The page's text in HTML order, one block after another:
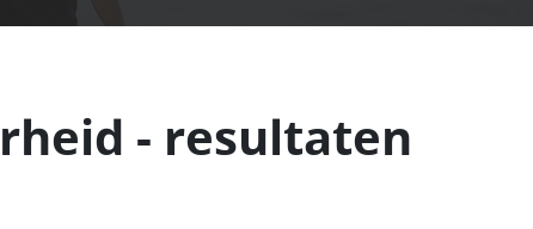
- resultaten